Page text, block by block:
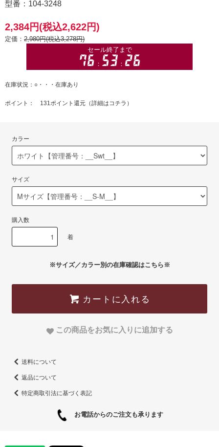
型番：104-3248
2,384円(税込2,622円)
定価： 2,980円(税込3,278円)
在庫状況：○・・・在庫あり
ポイント： 131ポイント還元（詳細はコチラ ）
カラー
サイズ
購入数
着
※サイズ／カラー別の在庫確認はこちら※
カートに入れる
この商品をお気に入りに追加する
送料について
返品について
特定商取引法に基づく表記
お電話からのご注文も承ります